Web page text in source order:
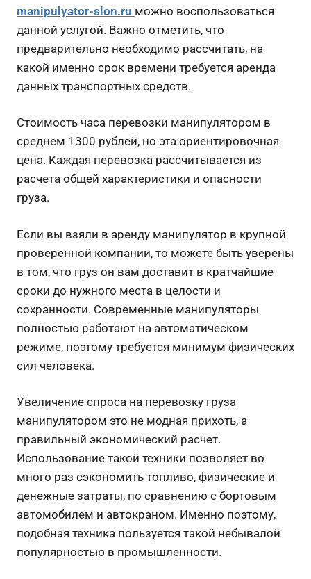
manipulyator-slon.ru можно воспользоваться
данной услугой. Важно отметить, что
предварительно необходимо рассчитать, на
какой именно срок времени требуется аренда
данных транспортных средств.
Стоимость часа перевозки манипулятором в
среднем 1300 рублей, но эта ориентировочная
цена. Каждая перевозка рассчитывается из
расчета общей характеристики и опасности
груза.
Если вы взяли в аренду манипулятор в крупной
проверенной компании, то можете быть уверены
в том, что груз он вам доставит в кратчайшие
сроки до нужного места в целости и
сохранности. Современные манипуляторы
полностью работают на автоматическом
режиме, поэтому требуется минимум физических
сил человека.
Увеличение спроса на перевозку груза
манипулятором это не модная прихоть, а
правильный экономический расчет.
Использование такой техники позволяет во
много раз сэкономить топливо, физические и
денежные затраты, по сравнению с бортовым
автомобилем и автокраном. Именно поэтому,
подобная техника пользуется такой небывалой
популярностью в промышленности.